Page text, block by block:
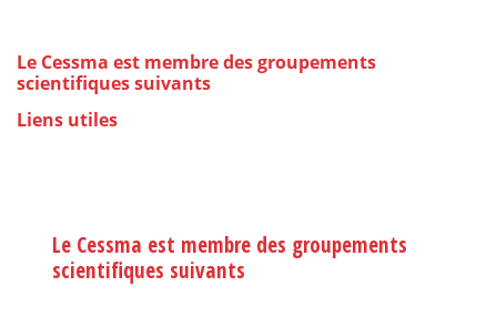
Le Cessma est membre des groupements
scientifiques suivants
Liens utiles
Le Cessma est membre des groupements
scientifiques suivants